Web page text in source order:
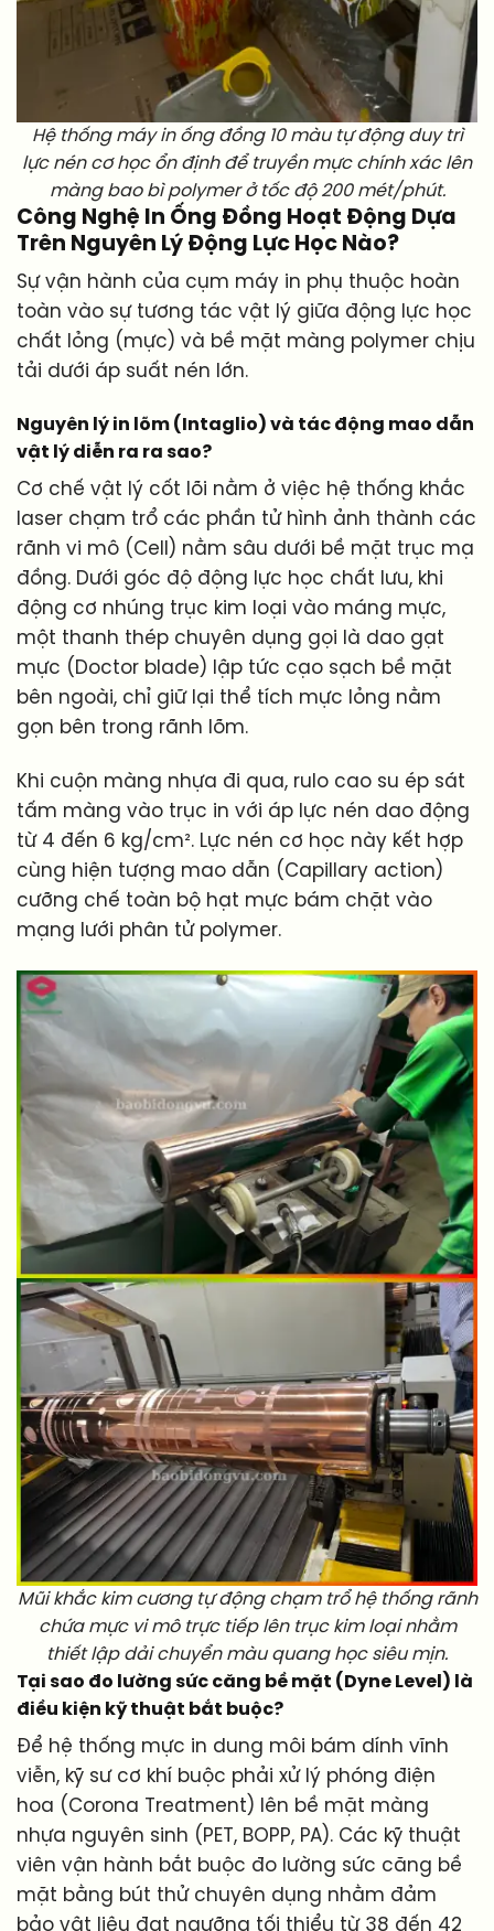
Hệ thống máy in ống đồng 10 màu tự động duy trì
lực nén cơ học ổn định để truyền mực chính xác lên
màng bao bì polymer ở tốc độ 200 mét/phút.
Công Nghệ In Ống Đồng Hoạt Động Dựa
Trên Nguyên Lý Động Lực Học Nào?
Sự vận hành của cụm máy in phụ thuộc hoàn
toàn vào sự tương tác vật lý giữa động lực học
chất lỏng (mực) và bề mặt màng polymer chịu
tải dưới áp suất nén lớn.
Nguyên lý in lõm (Intaglio) và tác động mao dẫn
vật lý diễn ra ra sao?
Cơ chế vật lý cốt lõi nằm ở việc hệ thống khắc
laser chạm trổ các phần tử hình ảnh thành các
rãnh vi mô (Cell) nằm sâu dưới bề mặt trục mạ
đồng. Dưới góc độ động lực học chất lưu, khi
động cơ nhúng trục kim loại vào máng mực,
một thanh thép chuyên dụng gọi là dao gạt
mực (Doctor blade) lập tức cạo sạch bề mặt
bên ngoài, chỉ giữ lại thể tích mực lỏng nằm
gọn bên trong rãnh lõm.
Khi cuộn màng nhựa đi qua, rulo cao su ép sát
tấm màng vào trục in với áp lực nén dao động
từ 4 đến 6 kg/cm². Lực nén cơ học này kết hợp
cùng hiện tượng mao dẫn (Capillary action)
cưỡng chế toàn bộ hạt mực bám chặt vào
mạng lưới phân tử polymer.
Mũi khắc kim cương tự động chạm trổ hệ thống rãnh
chứa mực vi mô trực tiếp lên trục kim loại nhằm
thiết lập dải chuyển màu quang học siêu mịn.
Tại sao đo lường sức căng bề mặt (Dyne Level) là
điều kiện kỹ thuật bắt buộc?
Để hệ thống mực in dung môi bám dính vĩnh
viễn, kỹ sư cơ khí buộc phải xử lý phóng điện
hoa (Corona Treatment) lên bề mặt màng
nhựa nguyên sinh (PET, BOPP, PA). Các kỹ thuật
viên vận hành bắt buộc đo lường sức căng bề
mặt bằng bút thử chuyên dụng nhằm đảm
bảo vật liệu đạt ngưỡng tối thiểu từ 38 đến 42